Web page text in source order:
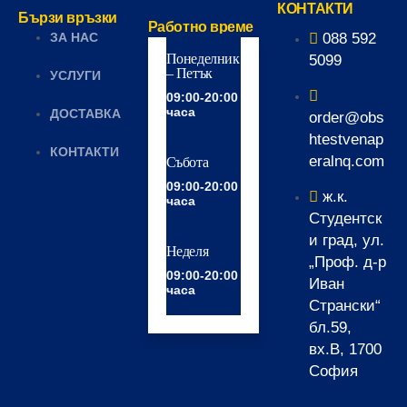
Бързи връзки
ЗА НАС
УСЛУГИ
ДОСТАВКА
КОНТАКТИ
Работно време
Понеделник
– Петък
09:00-20:00
часа
Събота
09:00-20:00
часа
Неделя
09:00-20:00
часа
КОНТАКТИ
088 592
5099
order@obs
htestvenap
eralnq.com
ж.к.
Студентск
и град, ул.
„Проф. д-р
Иван
Странски“
бл.59,
вх.В, 1700
София